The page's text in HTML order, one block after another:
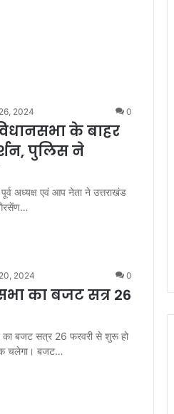
2024 0
के बाहर
पुलिस ने
अध्यक्ष एवं आप नेता ने उत्तराखंड
2024 0
का बजट सत्र 26
का बजट सत्र 26 फरवरी से शुरू हो
चलेगा। बजट…